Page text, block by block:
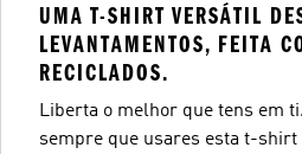
UMA T-SHIRT VERSÁTIL
LEVANTAMENTOS, FEITA
RECICLADOS.
Liberta o melhor que tens em
sempre que usares esta t-shirt